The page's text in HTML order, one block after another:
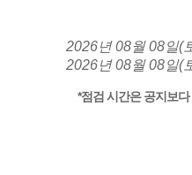
2026년 08월 08일(
2026년 08월 08일(
*점검 시간은 공지보